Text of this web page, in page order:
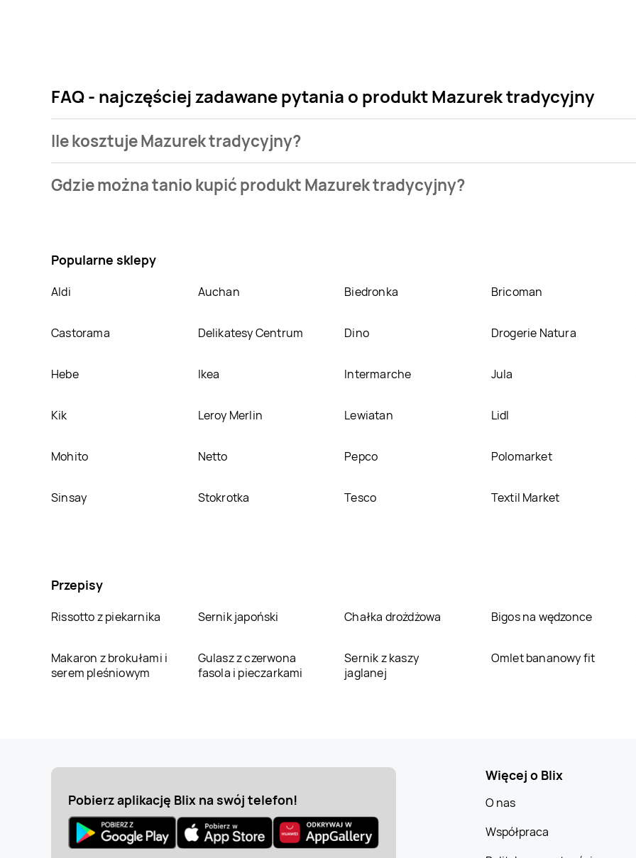
FAQ - najczęściej zadawane pytania o produkt Mazurek tradycyjny
Ile kosztuje Mazurek tradycyjny?
tradycyjny kosztuje od 9,99 zł.
Gdzie można tanio kupić produkt Mazurek tradycyjny?
Popularne sklepy
Aldi Auchan Biedronka Bricoman
Castorama Delikatesy Centrum Dino Drogerie Natura
Hebe Ikea Intermarche Jula
Kik Leroy Merlin Lewiatan Lidl
Mohito Netto Pepco Polomarket
Sinsay Stokrotka Tesco Textil Market
Przepisy
Rissotto z piekarnika Sernik japoński Chałka drożdżowa Bigos na wędzonce
Makaron z brokułami i
serem pleśniowym
Gulasz z czerwona
fasola i pieczarkami
Sernik z kaszy
jaglanej
Omlet bananowy fit
Pobierz aplikację Blix na swój telefon!
Więcej o Blix
O nas
Współpraca